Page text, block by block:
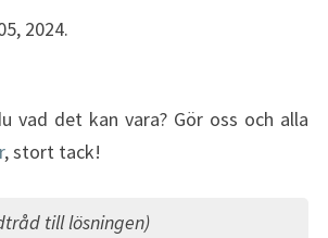
2024.
vad det kan vara? Gör oss och alla
, stort tack!
till lösningen)